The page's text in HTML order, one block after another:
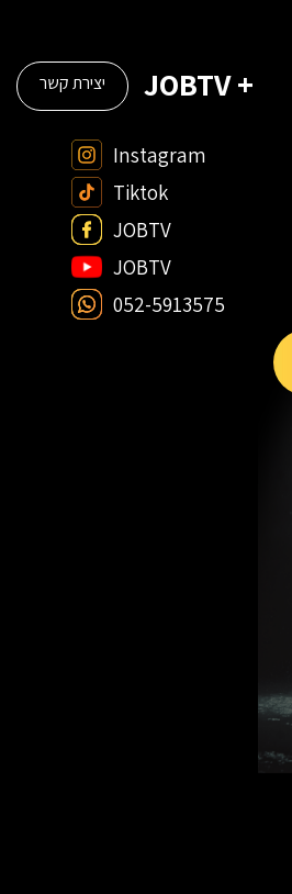
+ JOBTV יצירת קשר
Instagram
Tiktok
JOBTV
JOBTV
052-5913575